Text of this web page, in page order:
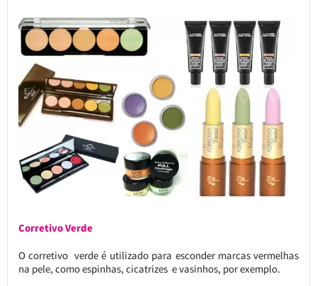
Corretivo Verde
O corretivo verde é utilizado para esconder marcas vermelhas
na pele, como espinhas, cicatrizes e vasinhos, por exemplo.